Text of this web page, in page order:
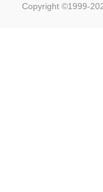
Copyright ©1999-